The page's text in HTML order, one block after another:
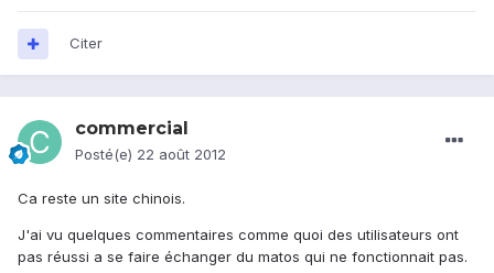
Citer
commercial
Posté(e) 22 août 2012
Ca reste un site chinois.
J'ai vu quelques commentaires comme quoi des utilisateurs ont
pas réussi a se faire échanger du matos qui ne fonctionnait pas.